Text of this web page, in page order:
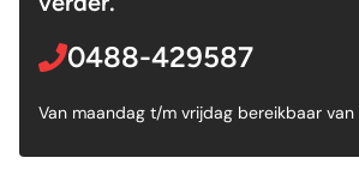
0488-429587
Van maandag t/m vrijdag bereikbaar